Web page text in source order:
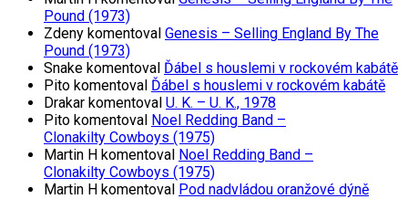
Pound (1973)
Zdeny komentoval Genesis – Selling England By The
Pound (1973)
Snake komentoval Ďábel s houslemi v rockovém kabátě
Pito komentoval Ďábel s houslemi v rockovém kabátě
Drakar komentoval U. K. – U. K., 1978
Pito komentoval Noel Redding Band –
Clonakilty Cowboys (1975)
Martin H komentoval Noel Redding Band –
Clonakilty Cowboys (1975)
Martin H komentoval Pod nadvládou oranžové dýně